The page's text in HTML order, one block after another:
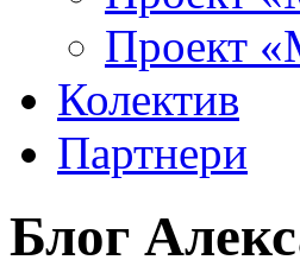
Проект
Колектив
Партнери
Блог